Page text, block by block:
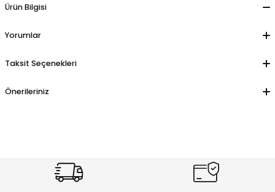
Ürün Bilgisi
Yorumlar
Taksit Seçenekleri
Önerileriniz